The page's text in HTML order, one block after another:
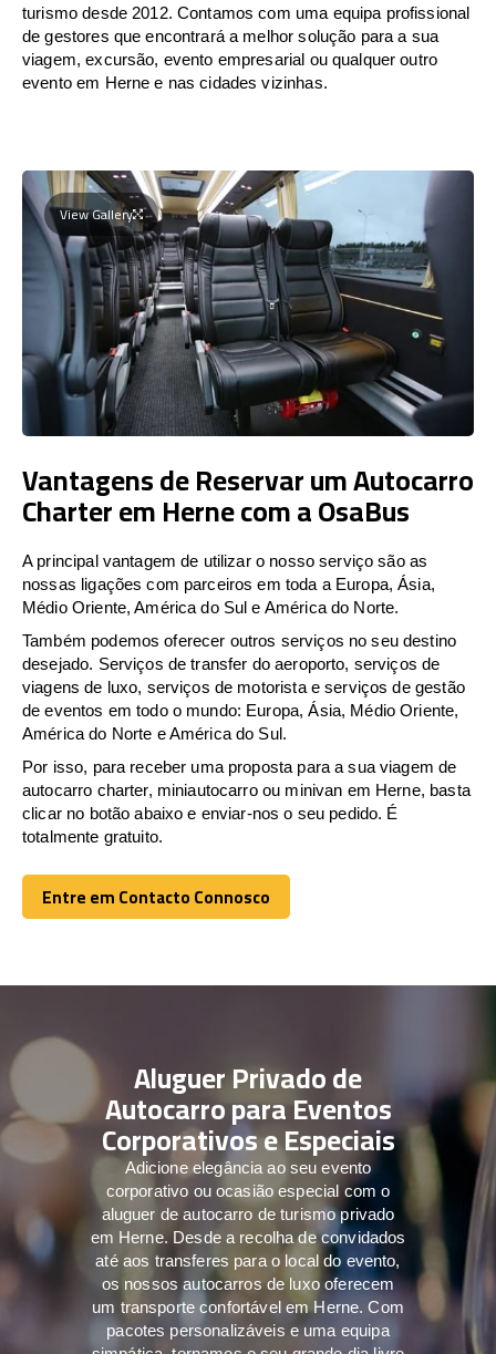
turismo desde 2012. Contamos com uma equipa profissional
de gestores que encontrará a melhor solução para a sua
viagem, excursão, evento empresarial ou qualquer outro
evento em Herne e nas cidades vizinhas.
View Gallery
Vantagens de Reservar um Autocarro
Charter em Herne com a OsaBus
A principal vantagem de utilizar o nosso serviço são as
nossas ligações com parceiros em toda a Europa, Ásia,
Médio Oriente, América do Sul e América do Norte.
Também podemos oferecer outros serviços no seu destino
desejado. Serviços de transfer do aeroporto, serviços de
viagens de luxo, serviços de motorista e serviços de gestão
de eventos em todo o mundo: Europa, Ásia, Médio Oriente,
América do Norte e América do Sul.
Por isso, para receber uma proposta para a sua viagem de
autocarro charter, miniautocarro ou minivan em Herne, basta
clicar no botão abaixo e enviar-nos o seu pedido. É
totalmente gratuito.
Entre em Contacto Connosco
Entre em Contacto Connosco
Aluguer Privado de
Autocarro para Eventos
Corporativos e Especiais
Adicione elegância ao seu evento
corporativo ou ocasião especial com o
aluguer de autocarro de turismo privado
em Herne. Desde a recolha de convidados
até aos transferes para o local do evento,
os nossos autocarros de luxo oferecem
um transporte confortável em Herne. Com
pacotes personalizáveis e uma equipa